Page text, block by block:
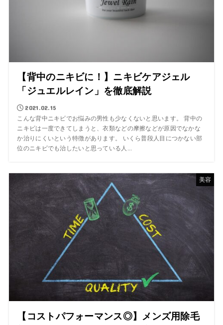
【背中のニキビに！】ニキビケアジェル
「ジュエルレイン」を徹底解説
2021.02.15
こんな背中ニキビでお悩みの男性も少なくないと思います。 背中の
ニキビは一度できてしまうと、衣類などの摩擦などが原因でなかな
か治りにくいという特徴があります。 いくら普段人目につかない部
位のニキビでも治したいと思っている人...
美容
【コストパフォーマンス◎】メンズ用除毛